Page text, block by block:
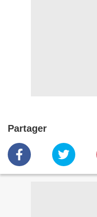
Partager